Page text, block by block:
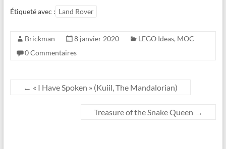
Étiqueté avec : Land Rover
Brickman 8 janvier 2020 LEGO Ideas, MOC
0 Commentaires
← « I Have Spoken » (Kuiil, The Mandalorian)
Treasure of the Snake Queen →